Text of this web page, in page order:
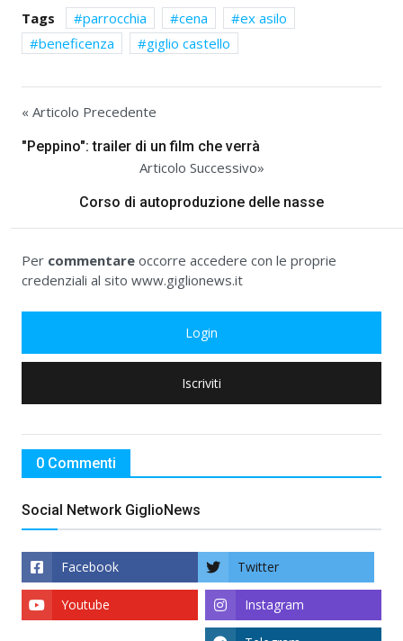
Tags parrocchia cena
ex asilo
beneficenza
giglio castello
« Articolo Precedente
"Peppino": trailer di un film che verrà
Articolo Successivo»
Corso di autoproduzione delle nasse
Per commentare occorre accedere con le proprie
credenziali al sito www.giglionews.it
Login
Iscriviti
0 Commenti
Social Network GiglioNews
Facebook Twitter
Instagram
Youtube